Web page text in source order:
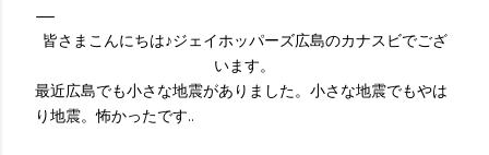
皆さまこんにちは♪ジェイホッパーズ広島のカナスビでござ
います。
最近広島でも小さな地震がありました。小さな地震でもやは
り地震。怖かったです..